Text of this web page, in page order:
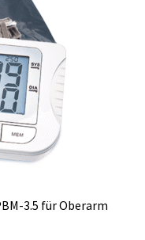
3.5 für Oberarm